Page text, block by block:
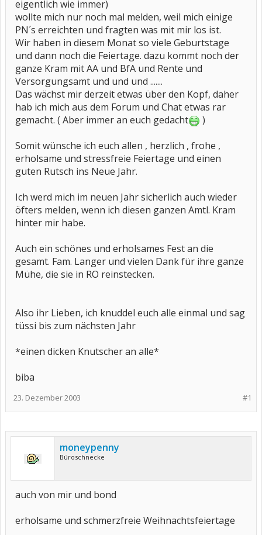
eigentlich wie immer)
wollte mich nur noch mal melden, weil mich einige
PN´s erreichten und fragten was mit mir los ist.
Wir haben in diesem Monat so viele Geburtstage
und dann noch die Feiertage. dazu kommt noch der
ganze Kram mit AA und BfA und Rente und
Versorgungsamt und und und .......
Das wächst mir derzeit etwas über den Kopf, daher
hab ich mich aus dem Forum und Chat etwas rar
gemacht. ( Aber immer an euch gedacht
)
Somit wünsche ich euch allen , herzlich , frohe ,
erholsame und stressfreie Feiertage und einen
guten Rutsch ins Neue Jahr.
Ich werd mich im neuen Jahr sicherlich auch wieder
öfters melden, wenn ich diesen ganzen Amtl. Kram
hinter mir habe.
Auch ein schönes und erholsames Fest an die
gesamt. Fam. Langer und vielen Dank für ihre ganze
Mühe, die sie in RO reinstecken.
Also ihr Lieben, ich knuddel euch alle einmal und sag
tüssi bis zum nächsten Jahr
*einen dicken Knutscher an alle*
biba
#1
23. Dezember 2003
moneypenny
Büroschnecke
auch von mir und bond
erholsame und schmerzfreie Weihnachtsfeiertage